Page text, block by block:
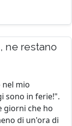
ne restano
mio
sono in ferie!".
giorni che ho
di un'ora di